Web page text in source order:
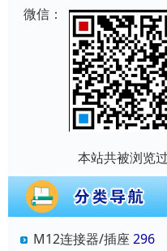
微信：
本站共被浏览
M12连接器/插座 296